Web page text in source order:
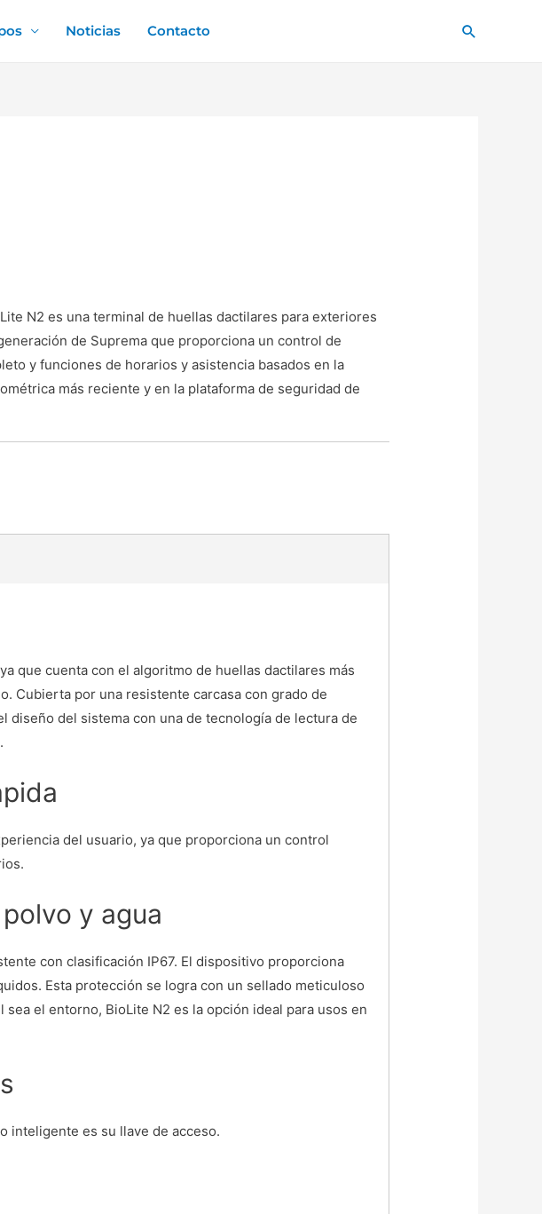
Noticias Contacto Buscar
N2 es una terminal de huellas dactilares para exteriores
de Suprema que proporciona un control de
y funciones de horarios y asistencia basados en la
más reciente y en la plataforma de seguridad de
que cuenta con el algoritmo de huellas dactilares más
Cubierta por una resistente carcasa con grado de
diseño del sistema con una de tecnología de lectura de
.
del usuario, ya que proporciona un control
y agua
con clasificación IP67. El dispositivo proporciona
Esta protección se logra con un sellado meticuloso
el entorno, BioLite N2 es la opción ideal para usos en
inteligente es su llave de acceso.